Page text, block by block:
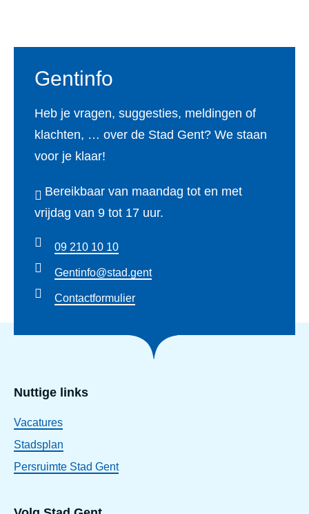
Gentinfo
Heb je vragen, suggesties, meldingen of
klachten, … over de Stad Gent? We staan
voor je klaar!
Bereikbaar van maandag tot en met
vrijdag van 9 tot 17 uur.
09 210 10 10
Gentinfo@stad.gent
Contactformulier
Nuttige links
Vacatures
Stadsplan
Persruimte Stad Gent